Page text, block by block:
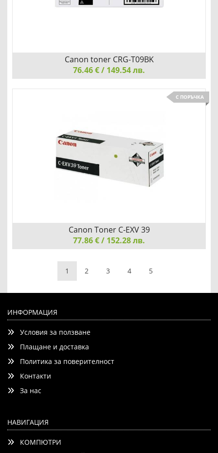
Добави Сравни
Детайли Сравни
Canon toner CRG-T09BK
76.46 € / 149.54 лв.
С ПОРЪЧКА
Canon Toner C-EXV 39, Black
Детайли
Canon Toner C-EXV 39
77.86 € / 152.28 лв.
1 2 3 4 5
ИНФОРМАЦИЯ
Условия за ползване
Плащане и доставка
Политика за поверителност
Контакти
За нас
НАВИГАЦИЯ
КОМПЮТРИ